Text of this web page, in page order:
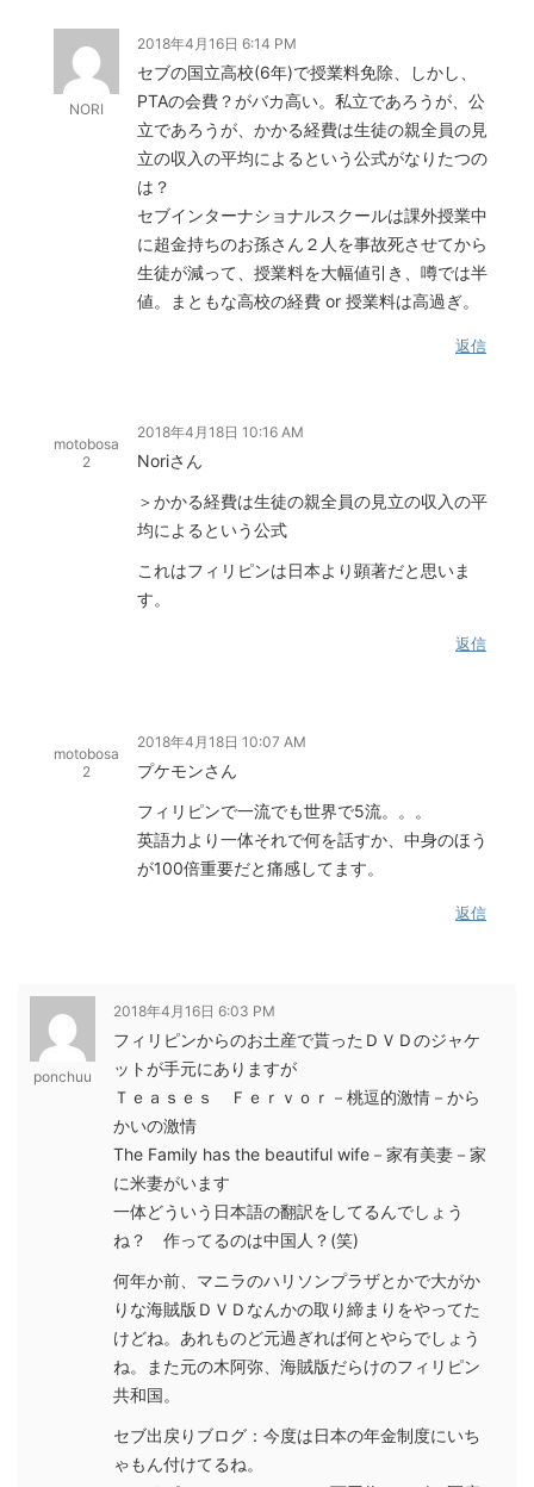
NORI
2018年4月16日 6:14 PM
セブの国立高校(6年)で授業料免除、しかし、
PTAの会費？がバカ高い。私立であろうが、公
立であろうが、かかる経費は生徒の親全員の見
立の収入の平均によるという公式がなりたつの
は？
セブインターナショナルスクールは課外授業中
に超金持ちのお孫さん２人を事故死させてから
生徒が減って、授業料を大幅値引き、噂では半
値。まともな高校の経費 or 授業料は高過ぎ。
返信
motobosa
2
2018年4月18日 10:16 AM
Noriさん
＞かかる経費は生徒の親全員の見立の収入の平
均によるという公式
これはフィリピンは日本より顕著だと思いま
す。
返信
motobosa
2
2018年4月18日 10:07 AM
プケモンさん
フィリピンで一流でも世界で5流。。。
英語力より一体それで何を話すか、中身のほう
が100倍重要だと痛感してます。
返信
ponchuu
2018年4月16日 6:03 PM
フィリピンからのお土産で貰ったＤＶＤのジャケ
ットが手元にありますが
Ｔｅａｓｅｓ Ｆｅｒｖｏｒ－桃逗的激情－から
かいの激情
The Family has the beautiful wife－家有美妻－家
に米妻がいます
一体どういう日本語の翻訳をしてるんでしょう
ね？ 作ってるのは中国人？(笑)
何年か前、マニラのハリソンプラザとかで大がか
りな海賊版ＤＶＤなんかの取り締まりをやってた
けどね。あれものど元過ぎれば何とやらでしょう
ね。また元の木阿弥、海賊版だらけのフィリピン
共和国。
セブ出戻りブログ：今度は日本の年金制度にいち
ゃもん付けてるね。